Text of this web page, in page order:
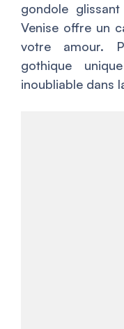
gondole
Venise offre un
votre amour.
gothique
inoubliable dans